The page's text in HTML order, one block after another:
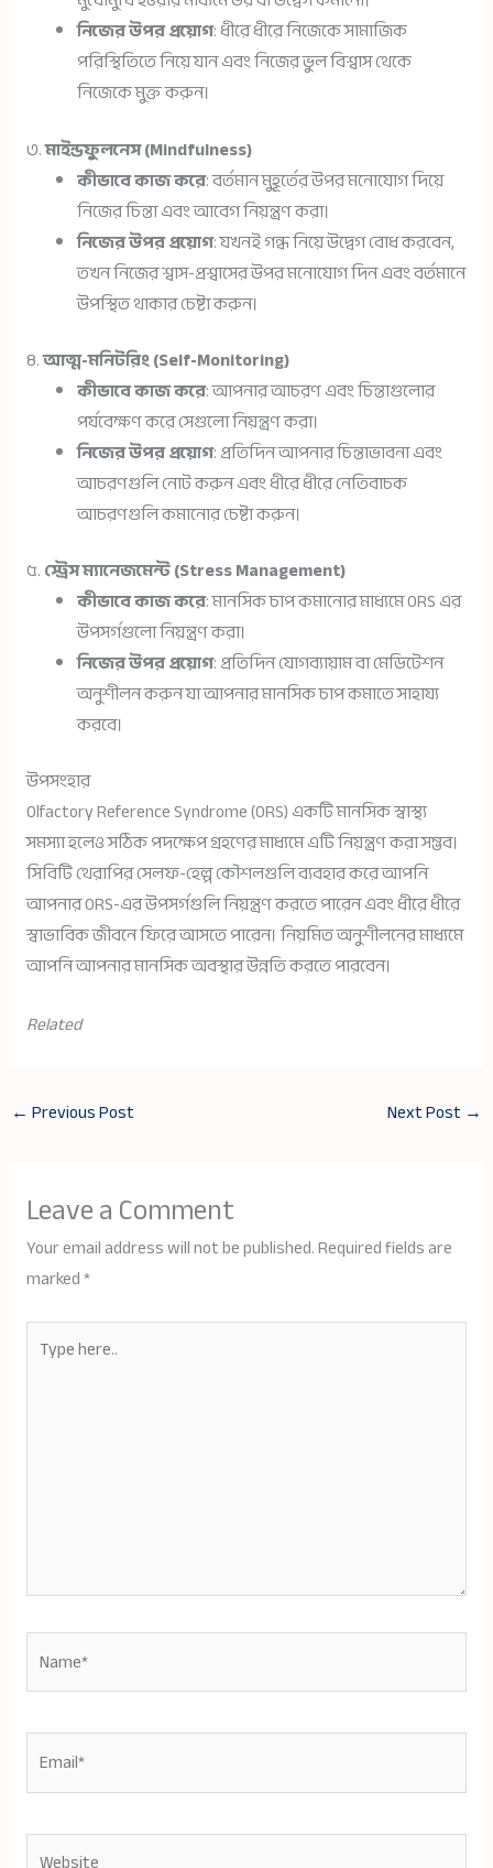
নিজের উপর প্রয়োগ: ধীরে ধীরে নিজেকে সামাজিক
পরিস্থিতিতে নিয়ে যান এবং নিজের ভুল বিশ্বাস থেকে
নিজেকে মুক্ত করুন।
৩.মাইন্ডফুলনেস (Mindfulness)
কীভাবে কাজ করে: বর্তমান মুহূর্তের উপর মনোযোগ দিয়ে
নিজের চিন্তা এবং আবেগ নিয়ন্ত্রণ করা।
নিজের উপর প্রয়োগ: যখনই গন্ধ নিয়ে উদ্বেগ বোধ করবেন,
তখন নিজের শ্বাস-প্রশ্বাসের উপর মনোযোগ দিন এবং বর্তমানে
উপস্থিত থাকার চেষ্টা করুন।
৪.আত্ম-মনিটরিং (Self-Monitoring)
কীভাবে কাজ করে: আপনার আচরণ এবং চিন্তাগুলোর
পর্যবেক্ষণ করে সেগুলো নিয়ন্ত্রণ করা।
নিজের উপর প্রয়োগ: প্রতিদিন আপনার চিন্তাভাবনা এবং
আচরণগুলি নোট করুন এবং ধীরে ধীরে নেতিবাচক
আচরণগুলি কমানোর চেষ্টা করুন।
৫.স্ট্রেস ম্যানেজমেন্ট (Stress Management)
কীভাবে কাজ করে: মানসিক চাপ কমানোর মাধ্যমে ORS এর
উপসর্গগুলো নিয়ন্ত্রণ করা।
নিজের উপর প্রয়োগ: প্রতিদিন যোগব্যায়াম বা মেডিটেশন
অনুশীলন করুন যা আপনার মানসিক চাপ কমাতে সাহায্য
করবে।
উপসংহার
Olfactory Reference Syndrome (ORS) একটি মানসিক স্বাস্থ্য
সমস্যা হলেও সঠিক পদক্ষেপ গ্রহণের মাধ্যমে এটি নিয়ন্ত্রণ করা সম্ভব।
সিবিটি থেরাপির সেলফ-হেল্প কৌশলগুলি ব্যবহার করে আপনি
আপনার ORS-এর উপসর্গগুলি নিয়ন্ত্রণ করতে পারেন এবং ধীরে ধীরে
স্বাভাবিক জীবনে ফিরে আসতে পারেন। নিয়মিত অনুশীলনের মাধ্যমে
আপনি আপনার মানসিক অবস্থার উন্নতি করতে পারবেন।
Related
← Previous Post Next Post →
Leave a Comment
Your email address will not be published.Required fields are
marked*
here..
Website